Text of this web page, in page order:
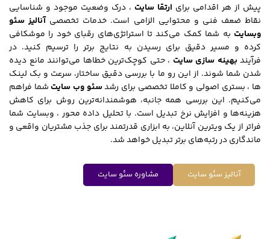
پیش از هر اقدامی برای ارتقا سایت ، درک وضعیت موجود و شناسایی
نقاط ضعف فنی و محتوایی الزامی است. خدمات تخصصیآنالیز سئو
وبسایت به شما کمک می‌کند تا استراتژی‌های رقبای خود را موشکافی
کرده و مسیر دقیق برای رسیدن به نتایج برتر را ترسیم کنید. در
فرآیند بهینه سازی سایت ، حتی کوچک‌ترین خطاها می‌توانند مانع دیده
شدن شما شوند. از این رو ما با بررسی دقیق ساختار، سرعت و بک ‌لینک
‌ها ، بستری اصولی و کاملا تخصصی برای رشدسئو وب سایت شما فراهم
می‌کنیم. این بررسی همه‌ جانبه، هوشمندانه‌ترین روش برای کاهش
هزینه‌ها و افزایش نرخ تبدیل است. با تحلیل داده‌ محور ، وبسایت شما
فراتر از یک ویترین آنلاین، به ابزاری قدرتمند برای جذب مشتریان واقعی و
ماندگاری در رتبه‌های برتر تبدیل خواهد شد.
آنالیز سئو سایت مشاوره سئو سایت